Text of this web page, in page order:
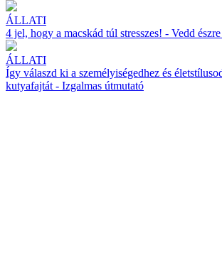
ÁLLATI
4 jel, hogy a macskád túl stresszes! - Vedd
ÁLLATI
Így válaszd ki a személyiségedhez és
kutyafajtát - Izgalmas útmutató